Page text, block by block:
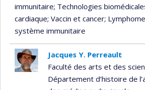
immunitaire; Technologies
cardiaque; Vaccin et cancer;
système immunitaire
Jacques Y. Perreault
Faculté des arts et des
Département d’histoire de